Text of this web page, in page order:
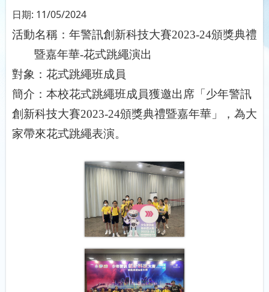
日期: 11/05/2024
活動名稱：年警訊創新科技大賽2023-24頒獎典禮
暨嘉年華-花式跳繩演出
對象：花式跳繩班成員
簡介：本校花式跳繩班成員獲邀出席「少年警訊
創新科技大賽2023-24頒獎典禮暨嘉年華」，為大
家帶來花式跳繩表演。